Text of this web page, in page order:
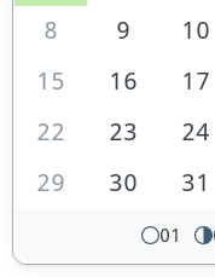
8
9 10
15
16 17
22
23 24
29
30 31
01